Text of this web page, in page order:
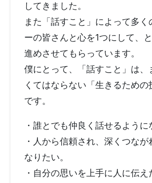
してきました。
また「話すこと」によって多く
ーの皆さんと心を1つにして、
進めさせてもらっています。
僕にとって、「話すこと」は、
くてはならない「生きるための
です。
・誰とでも仲良く話せるように
・人から信頼され、深くつなが
なりたい。
・自分の思いを上手に人に伝え